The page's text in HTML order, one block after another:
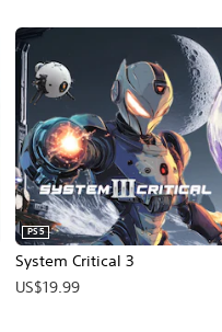
System Critical 3
PS5
US$19.99